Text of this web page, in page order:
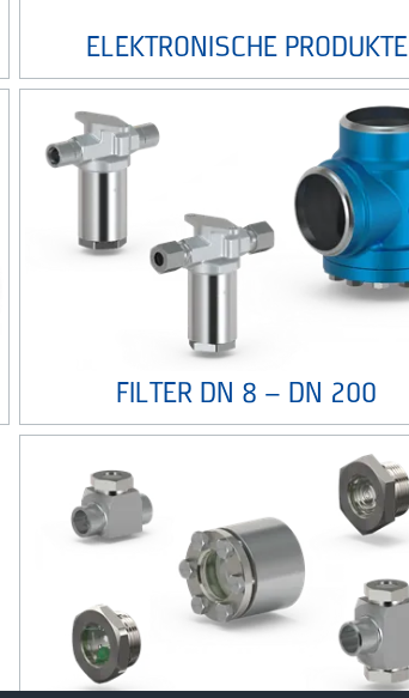
ELEKTRONISCHE PRODUKTE
FILTER DN 8 – DN 200